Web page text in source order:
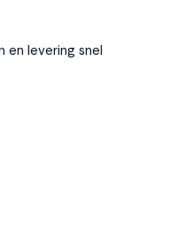
en levering snel